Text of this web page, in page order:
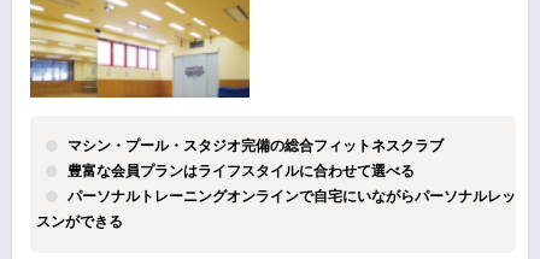
マシン・プール・スタジオ完備の総合フィットネスクラブ
豊富な会員プランはライフスタイルに合わせて選べる
パーソナルトレーニングオンラインで自宅にいながらパーソナルレッ
スンができる